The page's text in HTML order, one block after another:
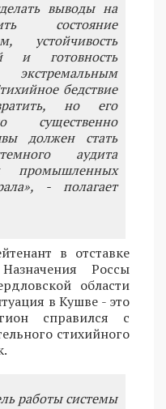
выводы на
состояние
устойчивость
и готовность
бедствие
но его
существенно
должен стать
аудита
промышленных
- полагает
в отставке
Россы
области
в Кушве - это
справился с
стихийного
работы системы